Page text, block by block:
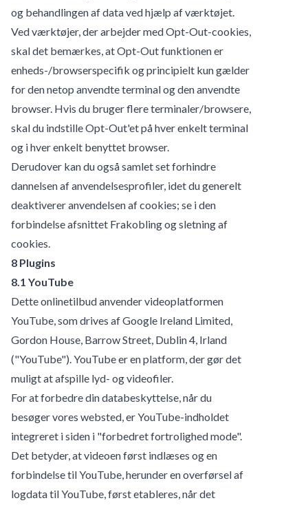
og behandlingen af data ved hjælp af værktøjet.
Ved værktøjer, der arbejder med Opt-Out-cookies,
skal det bemærkes, at Opt-Out funktionen er
enheds-/browserspecifik og principielt kun gælder
for den netop anvendte terminal og den anvendte
browser. Hvis du bruger flere terminaler/browsere,
skal du indstille Opt-Out'et på hver enkelt terminal
og i hver enkelt benyttet browser.
Derudover kan du også samlet set forhindre
dannelsen af anvendelsesprofiler, idet du generelt
deaktiverer anvendelsen af cookies; se i den
forbindelse afsnittet Frakobling og sletning af
cookies.
8 Plugins
8.1 YouTube
Dette onlinetilbud anvender videoplatformen
YouTube, som drives af Google Ireland Limited,
Gordon House, Barrow Street, Dublin 4, Irland
("YouTube"). YouTube er en platform, der gør det
muligt at afspille lyd- og videofiler.
For at forbedre din databeskyttelse, når du
besøger vores websted, er YouTube-indholdet
integreret i siden i "forbedret fortrolighed mode".
Det betyder, at videoen først indlæses og en
forbindelse til YouTube, herunder en overførsel af
logdata til YouTube, først etableres, når det